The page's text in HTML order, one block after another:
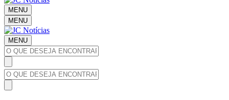
MENU
MENU
MENU